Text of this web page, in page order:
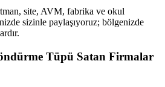
site, AVM, fabrika ve okul
sizinle paylaşıyoruz; bölgenizde
Tüpü Satan Firmalar